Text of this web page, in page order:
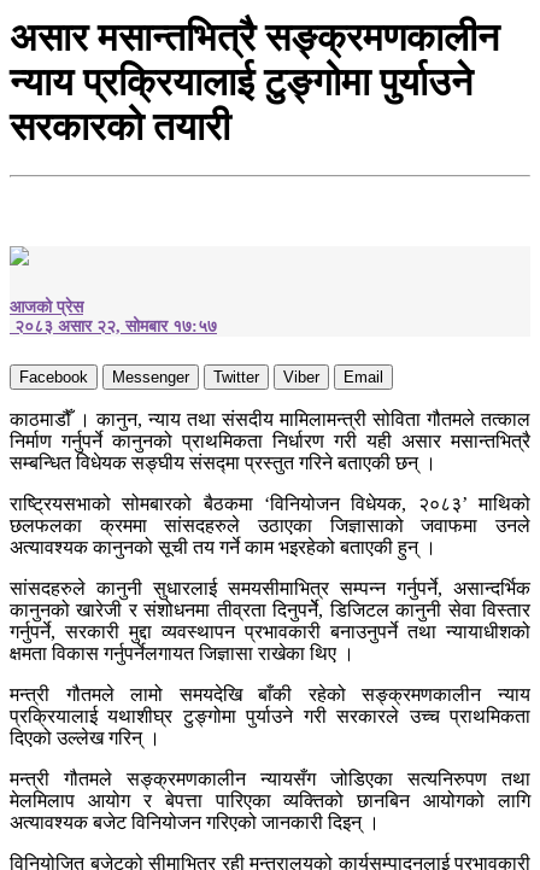
असार मसान्तभित्रै सङ्क्रमणकालीन
न्याय प्रक्रियालाई टुङ्गोमा पुर्याउने
सरकारको तयारी
आजको प्रेस
२०८३ असार २२, सोमबार १७:५७
Facebook Messenger Twitter Viber Email
काठमाडौँ । कानुन, न्याय तथा संसदीय मामिलामन्त्री सोविता गौतमले तत्काल
निर्माण गर्नुपर्ने कानुनको प्राथमिकता निर्धारण गरी यही असार मसान्तभित्रै
सम्बन्धित विधेयक सङ्घीय संसद्मा प्रस्तुत गरिने बताएकी छन् ।
राष्ट्रियसभाको सोमबारको बैठकमा ‘विनियोजन विधेयक, २०८३’ माथिको
छलफलका क्रममा सांसदहरुले उठाएका जिज्ञासाको जवाफमा उनले
अत्यावश्यक कानुनको सूची तय गर्ने काम भइरहेको बताएकी हुन् ।
सांसदहरुले कानुनी सुधारलाई समयसीमाभित्र सम्पन्न गर्नुपर्ने, असान्दर्भिक
कानुनको खारेजी र संशोधनमा तीव्रता दिनुपर्नेे, डिजिटल कानुनी सेवा विस्तार
गर्नुपर्ने, सरकारी मुद्दा व्यवस्थापन प्रभावकारी बनाउनुपर्ने तथा न्यायाधीशको
क्षमता विकास गर्नुपर्नेलगायत जिज्ञासा राखेका थिए ।
मन्त्री गौतमले लामो समयदेखि बाँकी रहेको सङ्क्रमणकालीन न्याय
प्रक्रियालाई यथाशीघ्र टुङ्गोमा पुर्याउने गरी सरकारले उच्च प्राथमिकता
दिएको उल्लेख गरिन् ।
मन्त्री गौतमले सङ्क्रमणकालीन न्यायसँग जोडिएका सत्यनिरुपण तथा
मेलमिलाप आयोग र बेपत्ता पारिएका व्यक्तिको छानबिन आयोगको लागि
अत्यावश्यक बजेट विनियोजन गरिएको जानकारी दिइन् ।
विनियोजित बजेटको सीमाभित्र रही मन्त्रालयको कार्यसम्पादनलाई प्रभावकारी